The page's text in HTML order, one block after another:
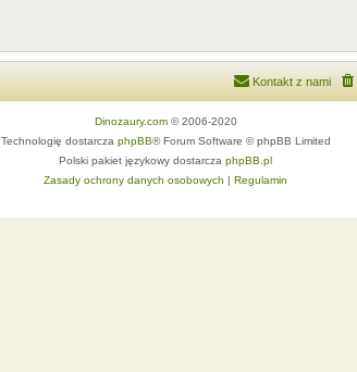
Kontakt z nami
Dinozaury.com© 2006-2020
Technologię dostarcza phpBB® Forum Software © phpBB Limited
Polski pakiet językowy dostarcza phpBB.pl
Zasady ochrony danych osobowych | Regulamin